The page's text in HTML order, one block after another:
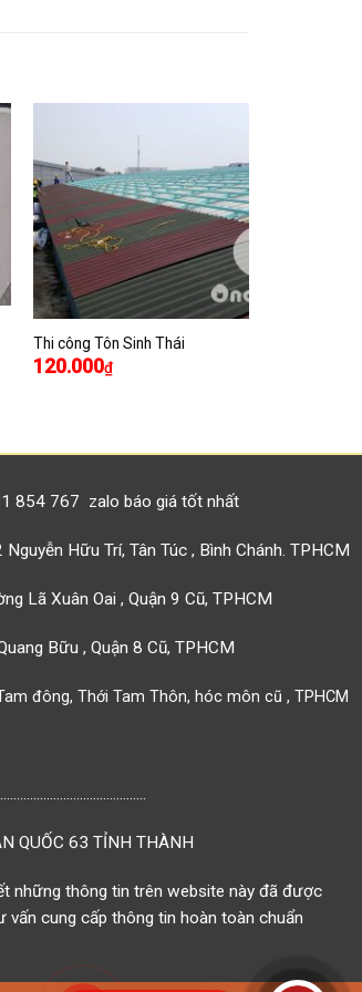
Thi công Tôn Sinh Thái
120.000₫
854 767 zalo báo giá tốt nhất
Hữu Trí, Tân Túc , Bình Chánh. TPHCM
Lã Xuân Oai , Quận 9 Cũ, TPHCM
Bữu , Quận 8 Cũ, TPHCM
đông, Thới Tam Thôn, hóc môn cũ , TPHCM
QUỐC 63 TỈNH THÀNH
những thông tin trên website này đã được
vấn cung cấp thông tin hoàn toàn chuẩn